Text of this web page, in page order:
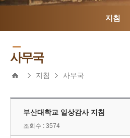
지침
사무국
지침 사무국
부산대학교 일상감사 지침
조회수 : 3574